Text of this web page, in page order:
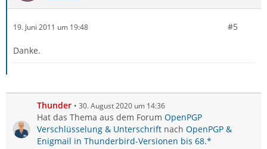
19. Juni 2011 um 19:48 #5
Danke.
Thunder 30. August 2020 um 14:36
Hat das Thema aus dem Forum OpenPGP
Verschlüsselung & Unterschrift nach OpenPGP &
Enigmail in Thunderbird-Versionen bis 68.*